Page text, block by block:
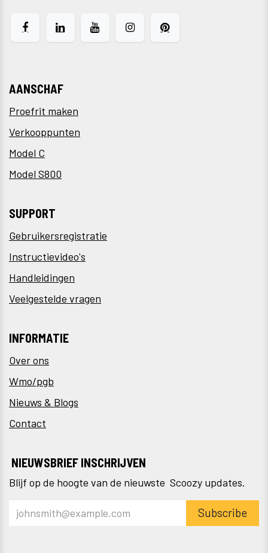
AANSCHAF
Proefrit maken
Verkooppunten
Model C
Model S800
SUPPORT
Gebruikersregistratie
Instructievideo's
Handleidingen
Veelgestelde vragen
INFORMATIE
Over ons
Wmo/pgb
Nieuws & Blogs
Contact
NIEUWSBRIEF INSCHRIJVEN
Blijf op de hoogte van de nieuwste Scoozy updates.
Subscribe